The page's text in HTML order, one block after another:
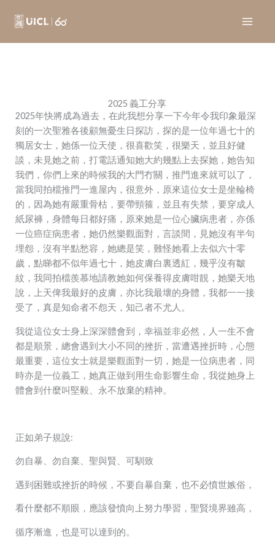
2025 義工分享
2025年快將成為過去，在此我想分享一下今年令我印象最深
刻的一次聖雅各後顧無憂生日探訪，探的是一位年過七十的
獨居女士，她係一位天使，很喜歡笑，很樂天，並且好健
談，未見她之前，打電話通知她大約幾點上去探她，她告知
我們，你們上來的時候我的大門冇關，推門進來就可以了，
當我同拍檔推門一進屋內，很意外，原來這位女士是坐輪椅
的，因為她有嚴重骨枯，要帶頸箍，並且有失禁，要穿成人
紙尿褲，身體每日都好痛，原來她是一位心臟病患者，亦係
一位癌症病患者，她仍然樂觀面對，言談間，見她沒有半句
埋怨，沒有半點愁容，她總是笑，難怪她看上去似六十零
歲，點睇都不似年過七十，她皮膚白裏透紅，幾乎沒有皺
紋，我同拍檔羨慕地請教她如何保養得皮膚咁靚，她樂天地
說，上天俾我最好的皮膚，亦比我最壞的身體，我都一一接
受了，真是知命者不怨天，知己者不尤人 。
我從這位女士身上深深體會到，幸福並非必然，人一生不會
都是順景，總會遇到大小不同的挫折，當遭遇挫折時，心態
最重要，這位女士就是樂觀面對一切，她是一位病患者，同
時亦是一位義工，她真正做到用生命影響生命，我從她身上
體會到什麼叫堅毅、永不放棄的精神。
正如弟子規說:
勿自暴、勿自棄、聖與賢、可馴致
遇到困難或挫折的時候，不要自暴自棄，也不必憤世嫉俗，
看什麼都不順眼，應該發憤向上努力學習，聖賢境界雖高，
循序漸進，也是可以達到的。